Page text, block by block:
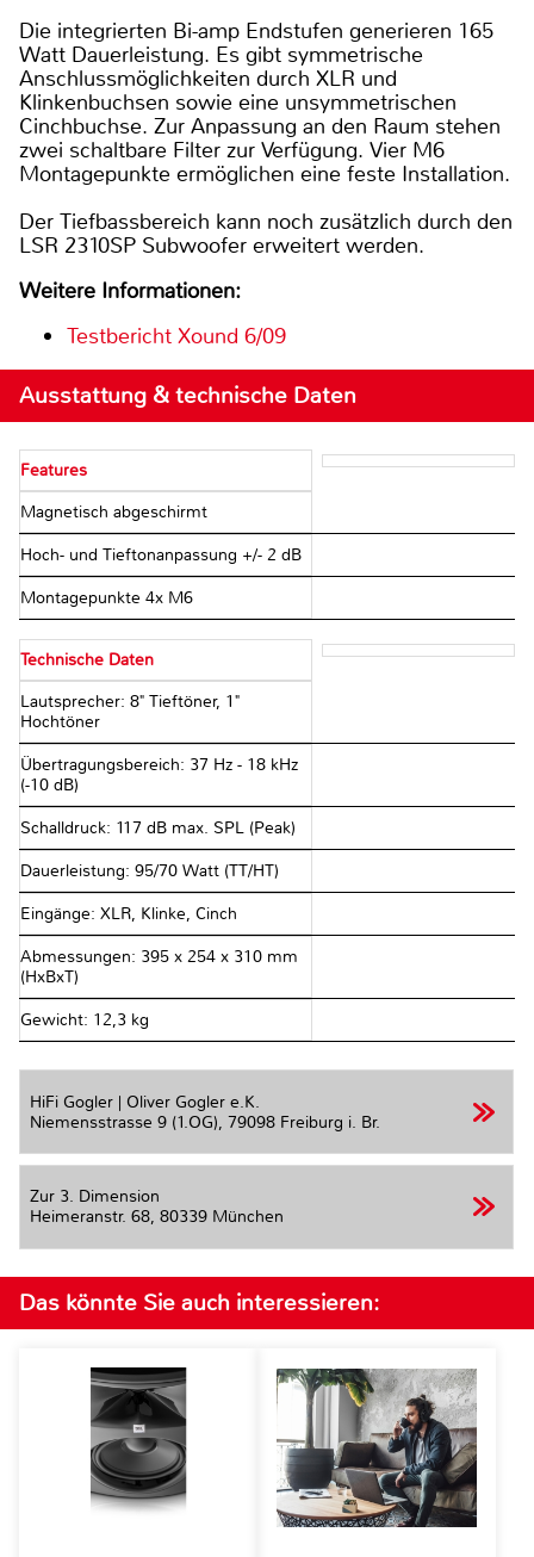
Die integrierten Bi-amp Endstufen generieren 165
Watt Dauerleistung. Es gibt symmetrische
Anschlussmöglichkeiten durch XLR und
Klinkenbuchsen sowie eine unsymmetrischen
Cinchbuchse. Zur Anpassung an den Raum stehen
zwei schaltbare Filter zur Verfügung. Vier M6
Montagepunkte ermöglichen eine feste Installation.
Der Tiefbassbereich kann noch zusätzlich durch den
LSR 2310SP Subwoofer erweitert werden.
Weitere Informationen:
Testbericht Xound 6/09
Ausstattung & technische Daten
Features
Magnetisch abgeschirmt
Hoch- und Tieftonanpassung +/- 2 dB
Montagepunkte 4x M6
Technische Daten
Lautsprecher: 8" Tieftöner, 1"
Hochtöner
Übertragungsbereich: 37 Hz - 18 kHz
(-10 dB)
Schalldruck: 117 dB max. SPL (Peak)
Dauerleistung: 95/70 Watt (TT/HT)
Eingänge: XLR, Klinke, Cinch
Abmessungen: 395 x 254 x 310 mm
(HxBxT)
Gewicht: 12,3 kg
HiFi Gogler | Oliver Gogler e.K.
Niemensstrasse 9 (1.OG), 79098 Freiburg i. Br.
Zur 3. Dimension
Heimeranstr. 68, 80339 München
Das könnte Sie auch interessieren: